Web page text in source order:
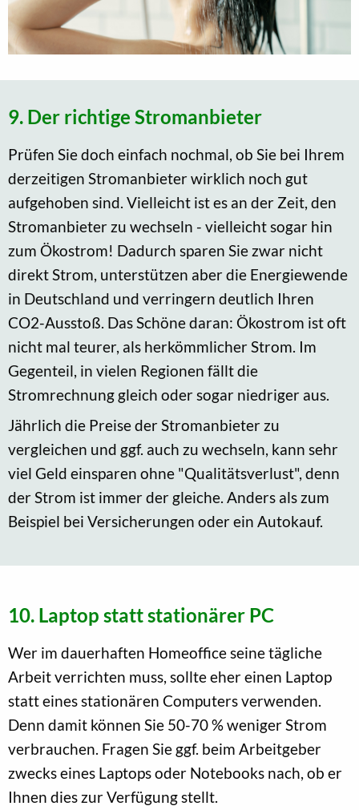
9. Der richtige Stromanbieter
Prüfen Sie doch einfach nochmal, ob Sie bei Ihrem
derzeitigen Stromanbieter wirklich noch gut
aufgehoben sind. Vielleicht ist es an der Zeit, den
Stromanbieter zu wechseln - vielleicht sogar hin
zum Ökostrom! Dadurch sparen Sie zwar nicht
direkt Strom, unterstützen aber die Energiewende
in Deutschland und verringern deutlich Ihren
CO2-Ausstoß. Das Schöne daran: Ökostrom ist oft
nicht mal teurer, als herkömmlicher Strom. Im
Gegenteil, in vielen Regionen fällt die
Stromrechnung gleich oder sogar niedriger aus.
Jährlich die Preise der Stromanbieter zu
vergleichen und ggf. auch zu wechseln, kann sehr
viel Geld einsparen ohne "Qualitätsverlust", denn
der Strom ist immer der gleiche. Anders als zum
Beispiel bei Versicherungen oder ein Autokauf.
10. Laptop statt stationärer PC
Wer im dauerhaften Homeoffice seine tägliche
Arbeit verrichten muss, sollte eher einen Laptop
statt eines stationären Computers verwenden.
Denn damit können Sie 50-70 % weniger Strom
verbrauchen. Fragen Sie ggf. beim Arbeitgeber
zwecks eines Laptops oder Notebooks nach, ob er
Ihnen dies zur Verfügung stellt.